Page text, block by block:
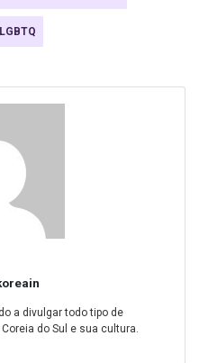
a divulgar todo tipo de
do Sul e sua cultura.